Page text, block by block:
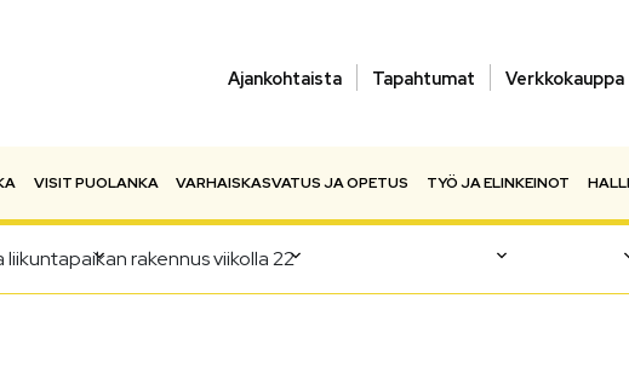
Ajankohtaista Tapahtumat Verkkokauppa
VISIT PUOLANKA VARHAISKASVATUS JA OPETUS TYÖ JA ELINKEINOT
liikuntapaikan rakennus viikolla 22